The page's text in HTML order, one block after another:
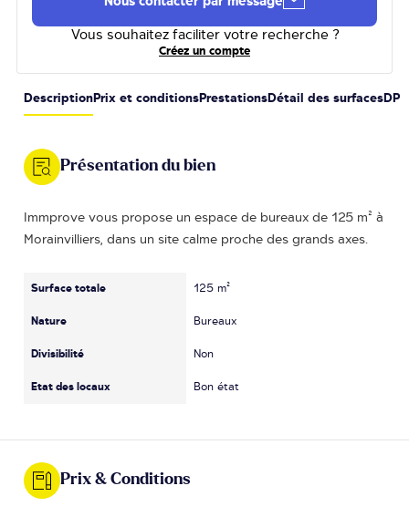
Vous souhaitez faciliter votre recherche ?
Créez un compte
Description Prix et conditions Prestations Détail des surfaces DPE
Présentation du bien
Immprove vous propose un espace de bureaux de 125 m² à
Morainvilliers, dans un site calme proche des grands axes.
Surface totale
Nature
Divisibilité
Etat des locaux
125 m²
Bureaux
Non
Bon état
Prix & Conditions